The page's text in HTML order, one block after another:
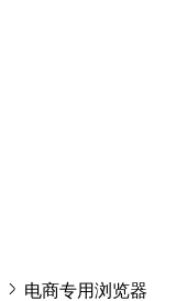
电商专用浏览器